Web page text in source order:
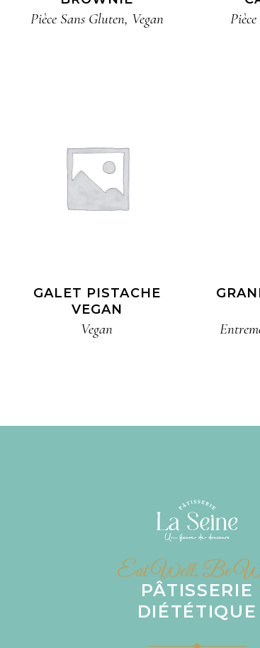
Pièce​ Sans Gluten​, Vegan
GALET PISTACHE
VEGAN​
Vegan
Eat Well, Be
PÂTISSERIE
DIÉTÉTIQUE